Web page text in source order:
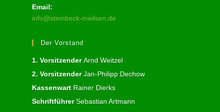
Email:
info@steinbeck-meilsen.de
Der Vorstand
1. VorsitzenderArnd Weitzel
2. VorsitzenderJan-Philipp Dechow
Kassenwart Rainer Dierks
SchriftführerSebastian Artmann